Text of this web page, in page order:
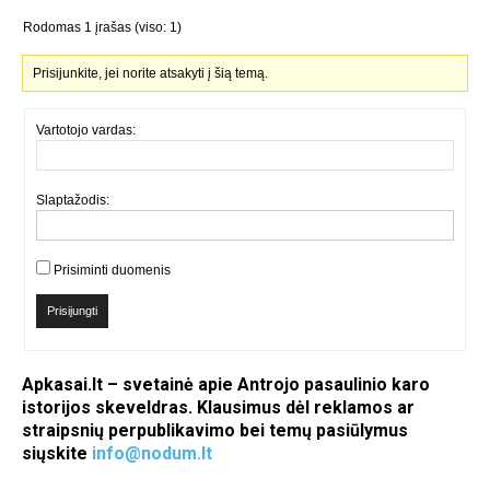
Rodomas 1 įrašas (viso: 1)
Prisijunkite, jei norite atsakyti į šią temą.
Vartotojo vardas:
Slaptažodis:
Prisiminti duomenis
Prisijungti
Apkasai.lt – svetainė apie Antrojo pasaulinio karo
istorijos skeveldras. Klausimus dėl reklamos ar
straipsnių perpublikavimo bei temų pasiūlymus
siųskite info@nodum.lt